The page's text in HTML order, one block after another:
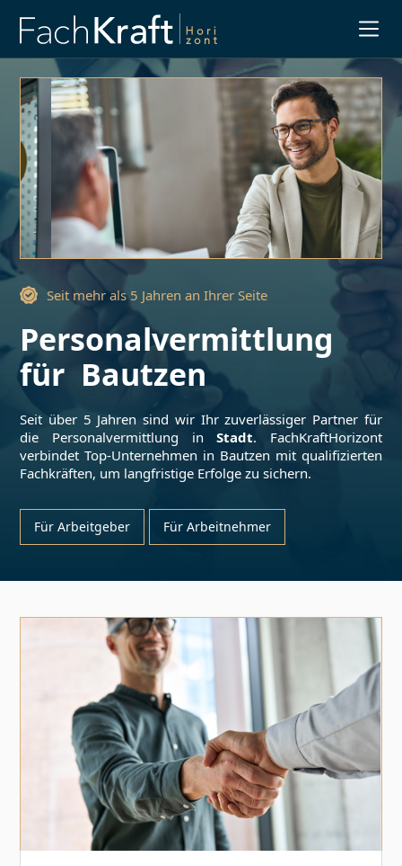
Seit mehr als 5 Jahren an Ihrer Seite
Personalvermittlung
für Bautzen
Seit über 5 Jahren sind wir Ihr zuverlässiger Partner für
die Personalvermittlung inStadt. FachKraftHorizont
verbindet Top-Unternehmen in Bautzen mit qualifizierten
Fachkräften, um langfristige Erfolge zu sichern.
Für Arbeitgeber Für Arbeitnehmer
Slide 3 of 3.